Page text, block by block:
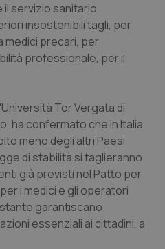
servizio sanitario
insostenibili tagli, per
medici precari, per
professionale, per il
Tor Vergata di
ha confermato che in Italia
meno degli altri Paesi
di stabilità si taglieranno
già previsti nel Patto per
i medici e gli operatori
garantiscano
essenziali ai cittadini, a